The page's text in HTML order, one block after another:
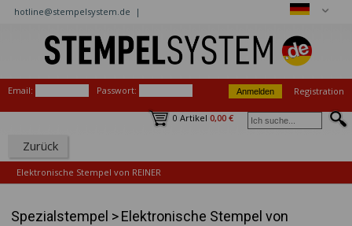
hotline@stempelsystem.de |
Email: Passwort: Registration
0 Artikel 0,00 €
Zurück
Elektronische Stempel von REINER
Spezialstempel >Elektronische Stempel von